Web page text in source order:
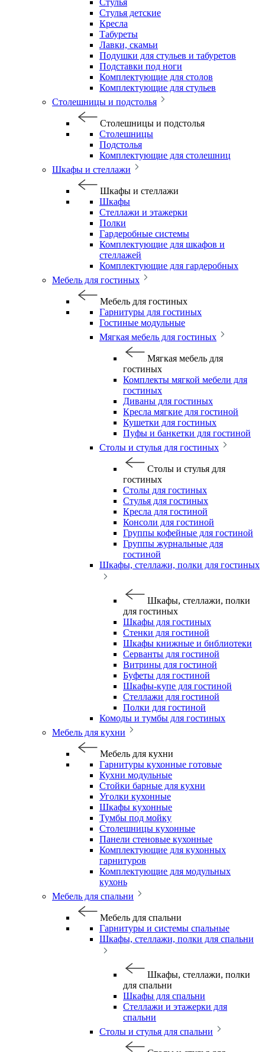
Стулья
Стулья детские
Кресла
Табуреты
Лавки, скамьи
Подушки для стульев и табуретов
Подставки под ноги
Комплектующие для столов
Комплектующие для стульев
Столешницы и подстолья
Столешницы и подстолья
Столешницы
Подстолья
Комплектующие для столешниц
Шкафы и стеллажи
Шкафы и стеллажи
Шкафы
Стеллажи и этажерки
Полки
Гардеробные системы
Комплектующие для шкафов и
стеллажей
Комплектующие для гардеробных
Мебель для гостиных
Мебель для гостиных
Гарнитуры для гостиных
Гостиные модульные
Мягкая мебель для гостиных
Мягкая мебель для
гостиных
Комплекты мягкой мебели для
гостиных
Диваны для гостиных
Кресла мягкие для гостиной
Кушетки для гостиных
Пуфы и банкетки для гостиной
Столы и стулья для гостиных
Столы и стулья для
гостиных
Столы для гостиных
Стулья для гостиных
Кресла для гостиной
Консоли для гостиной
Группы кофейные для гостиной
Группы журнальные для
гостиной
Шкафы, стеллажи, полки для гостиных
Шкафы, стеллажи, полки
для гостиных
Шкафы для гостиных
Стенки для гостиной
Шкафы книжные и библиотеки
Серванты для гостиной
Витрины для гостиной
Буфеты для гостиной
Шкафы-купе для гостиной
Стеллажи для гостиной
Полки для гостиной
Комоды и тумбы для гостиных
Мебель для кухни
Мебель для кухни
Гарнитуры кухонные готовые
Кухни модульные
Стойки барные для кухни
Уголки кухонные
Шкафы кухонные
Тумбы под мойку
Столешницы кухонные
Панели стеновые кухонные
Комплектующие для кухонных
гарнитуров
Комплектующие для модульных
кухонь
Мебель для спальни
Мебель для спальни
Гарнитуры и системы спальные
Шкафы, стеллажи, полки для спальни
Шкафы, стеллажи, полки
для спальни
Шкафы для спальни
Стеллажи и этажерки для
спальни
Столы и стулья для спальни